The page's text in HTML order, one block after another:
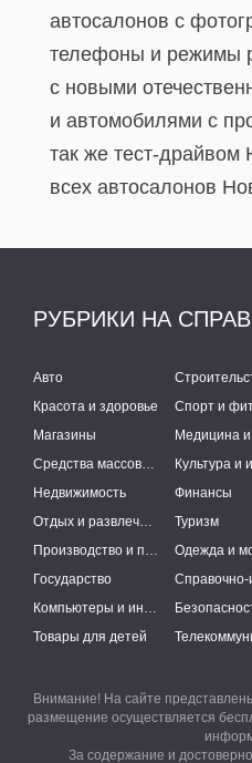
автосалонов с
телефоны и режимы
с новыми
и автомобилями с
так же тест-драйвом
всех автосалонов
РУБРИКИ НА
Авто
Красота и здоровье
Спорт и
Магазины
Средства массовой информации
Недвижимость
Финансы
Отдых и развлечения
Туризм
Производство и поставки
Одежда и
Государство
Компьютеры и интернет
Товары для детей
Внимание! На сайте
размещение осуществляется
За содержание и